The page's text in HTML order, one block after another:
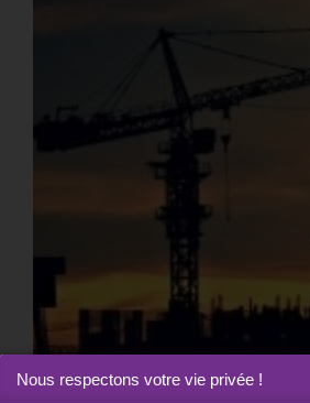
Nous respectons votre vie privée !